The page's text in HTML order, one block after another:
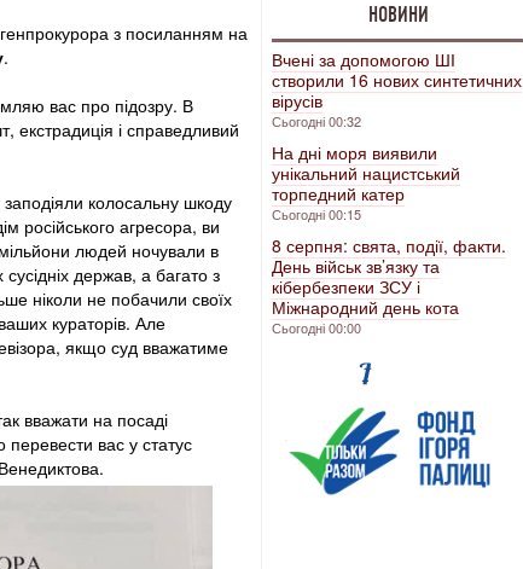
генпрокурора з посиланням на
.
вас про підозру. В
і справедливий
колосальну шкоду
російського агресора, ви
людей ночували в
держав, а багато з
ніколи не побачили своїх
кураторів. Але
якщо суд вважатиме
вважати на посаді
вас у статус
НОВИНИ
Вчені за допомогою ШІ
створили 16 нових синтетичних
вірусів
Сьогодні 00:32
На дні моря виявили
унікальний нацистський
торпедний катер
Сьогодні 00:15
8 серпня: свята, події, факти.
День військ зв’язку та
кібербезпеки ЗСУ і
Міжнародний день кота
Сьогодні 00:00